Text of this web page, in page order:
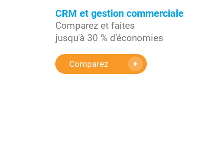
CRM et gestion commerciale
Comparez et faites
jusqu'à 30 % d'économies
Comparez